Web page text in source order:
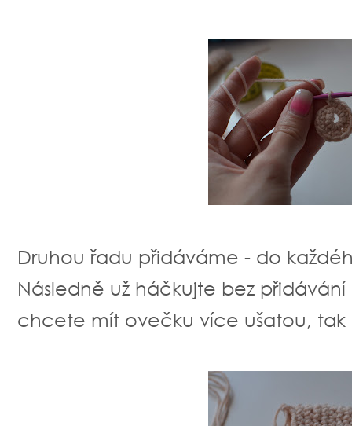
Druhou řadu přidáváme - do
Následně už háčkujte bez
chcete mít ovečku více ušatou,